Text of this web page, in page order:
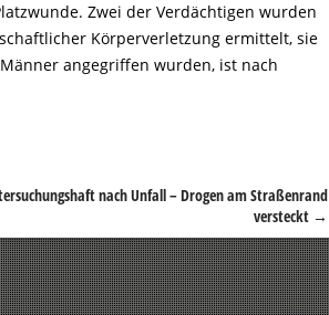
Zwei der Verdächtigen wurden
Körperverletzung ermittelt, sie
angegriffen wurden, ist nach
nach Unfall – Drogen am Straßenrand
versteckt →